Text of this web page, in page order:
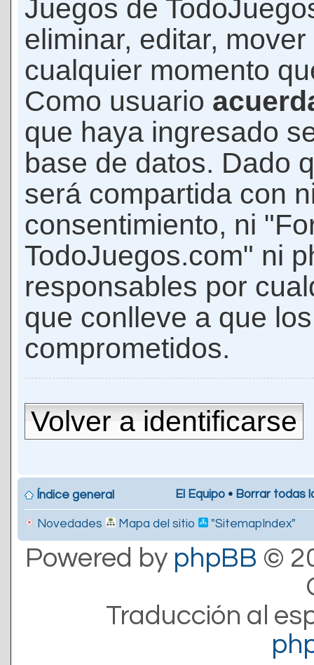
Juegos de
eliminar, editar,
cualquier momento
Como usuario
que haya ingresado
base de datos. Dado
será compartida con
consentimiento, ni
TodoJuegos.com" ni
responsables por
que conlleve a que
comprometidos.
Volver a identificarse
Índice general El Equipo • Borrar todas
Novedades Mapa del sitio "SitemapIndex"
Powered by phpBB ©
Traducción al